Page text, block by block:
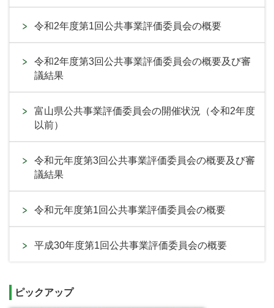
令和2年度第1回公共事業評価委員会の概要
令和2年度第3回公共事業評価委員会の概要及び審
議結果
富山県公共事業評価委員会の開催状況（令和2年度
以前）
令和元年度第3回公共事業評価委員会の概要及び審
議結果
令和元年度第1回公共事業評価委員会の概要
平成30年度第1回公共事業評価委員会の概要
ピックアップ